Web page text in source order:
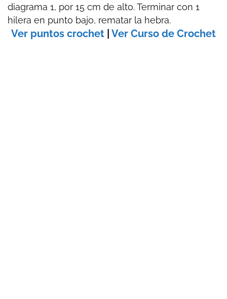
diagrama 1, por 15 cm de alto. Terminar con 1
hilera en punto bajo, rematar la hebra.
Ver puntos crochet Ver Curso de Crochet